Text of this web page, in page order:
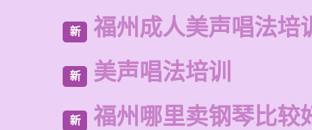
新 福州成人美声唱法培
新 美声唱法培训
新 福州哪里卖钢琴比较